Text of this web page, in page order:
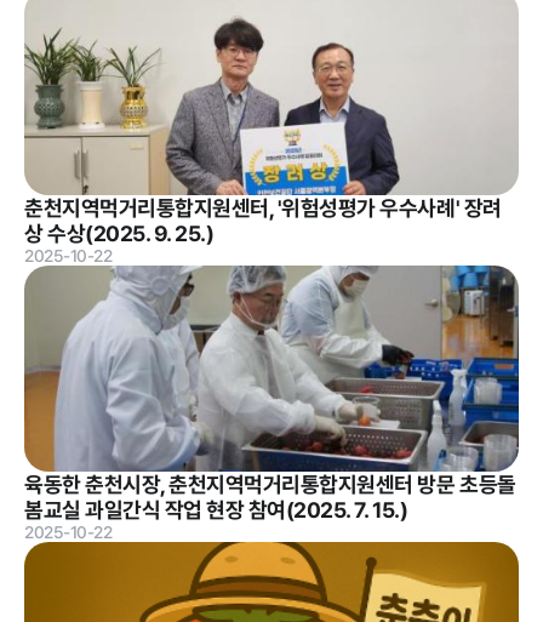
공지사항 안전성관리
안전성검사
결과
자료실
정보공개
경영공시
경영목표 및
운영계획
재무현황
정보공개
행정정보공개
계약현황 및
대가지급
업무추진비
및 기타
윤리경영 인권경영
춘천지역먹거리통합지원센터, '위험성평가 우수사례' 장려
상 수상(2025. 9. 25.)
2025-10-22
육동한 춘천시장, 춘천지역먹거리통합지원센터 방문 초등돌
봄교실 과일간식 작업 현장 참여(2025. 7. 15.)
2025-10-22